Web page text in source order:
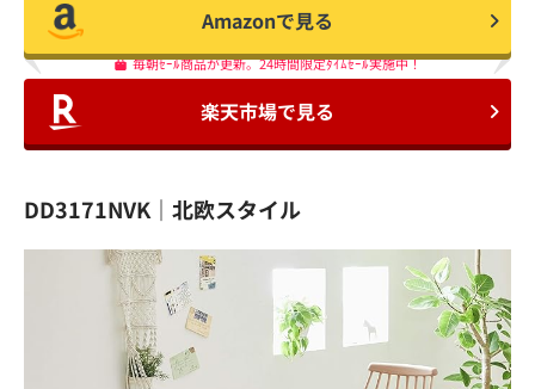
Amazonで見る
毎朝ｾｰﾙ商品が更新。24時間限定ﾀｲﾑｾｰﾙ実施中！
楽天市場で見る
DD3171NVK｜北欧スタイル